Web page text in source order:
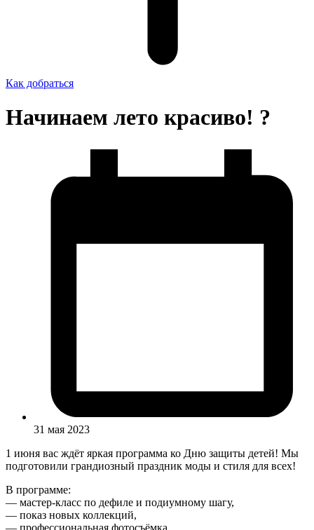
Как добраться
Начинаем лето красиво! ?
31 мая 2023
1 июня вас ждёт яркая программа ко Дню защиты детей! Мы
подготовили грандиозный праздник моды и стиля для всех!
В программе:
— мастер-класс по дефиле и подиумному шагу,
— показ новых коллекций,
— профессиональная фотосъёмка,